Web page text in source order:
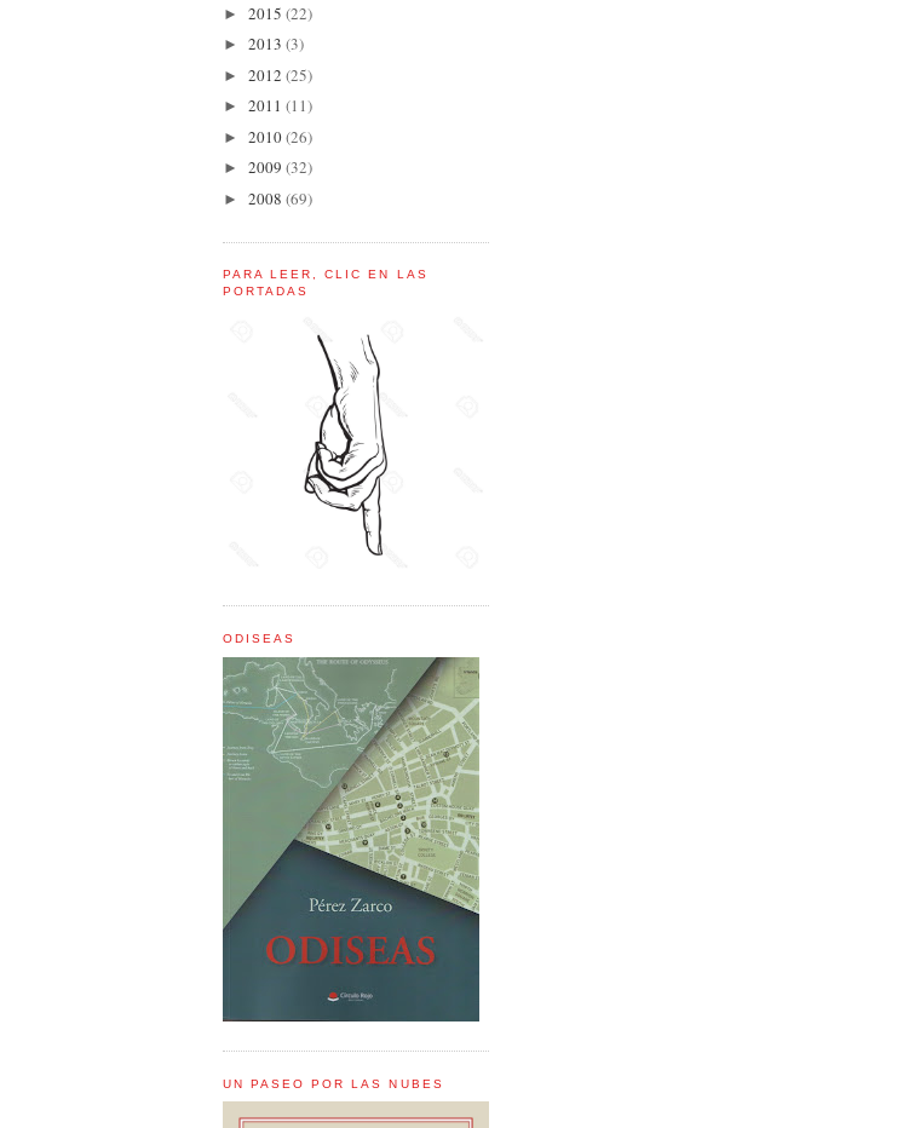
► 2015 (22)
► 2013 (3)
► 2012 (25)
► 2011 (11)
► 2010(26)
► 2009 (32)
► 2008 (69)
PARA LEER, CLIC EN LAS
PORTADAS
ODISEAS
UN PASEO POR LAS NUBES